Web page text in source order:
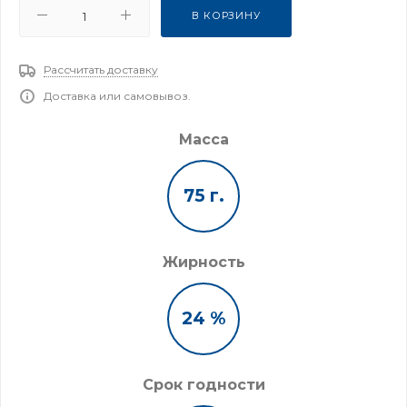
В КОРЗИНУ
Рассчитать доставку
Доставка или самовывоз.
Масса
75 г.
Жирность
24 %
Срок годности